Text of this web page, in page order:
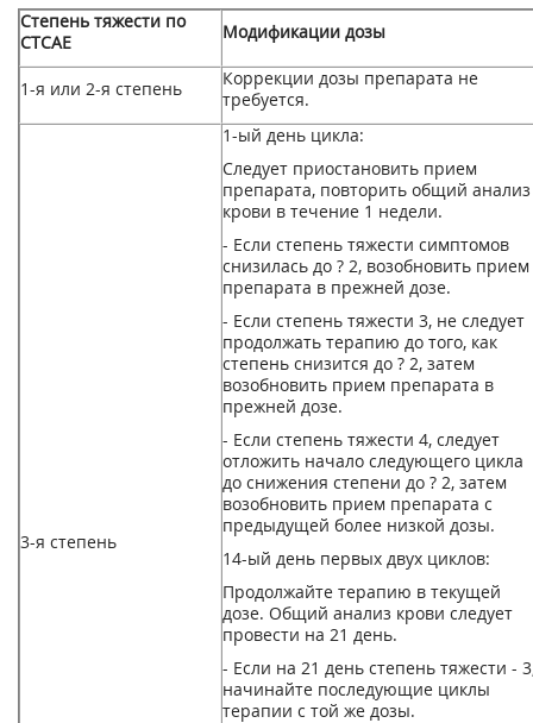
Степень тяжести по
СТСАЕ
Модификации дозы
1-я или 2-я степень
Коррекции дозы препарата не
требуется.
3-я степень
1-ый день цикла:
Следует приостановить прием
препарата, повторить общий анализ
крови в течение 1 недели.
- Если степень тяжести симптомов
снизилась до ? 2, возобновить прием
препарата в прежней дозе.
- Если степень тяжести 3, не следует
продолжать терапию до того, как
степень снизится до ? 2, затем
возобновить прием препарата в
прежней дозе.
- Если степень тяжести 4, следует
отложить начало следующего цикла
до снижения степени до ? 2, затем
возобновить прием препарата с
предыдущей более низкой дозы.
14-ый день первых двух циклов:
Продолжайте терапию в текущей
дозе. Общий анализ крови следует
провести на 21 день.
- Если на 21 день степень тяжести -
начинайте последующие циклы
терапии с той же дозы.